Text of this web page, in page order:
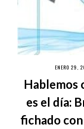
ENERO 29,
Hablemos
es el día:
fichado